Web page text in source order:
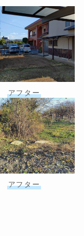
アフター
アフター